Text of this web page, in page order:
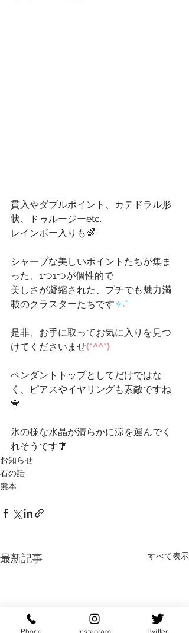
貫入やダブルポイント、カテドラル形
状、ドゥルージーetc.
レインボー入りも🌈
シャープな美しいポイントたちが集ま
った、1つ1つが個性的で
美しさが凝縮された、プチでも魅力満
載のクラスターたちです✧˖°
是非、お手に取ってお気に入りを見つ
けてくださいませ(*^^*)
ペンダントトップとしてだけではな
く、ピアスやイヤリングも素敵ですね
💙
氷の様な水晶が清らかに涼を運んでく
れそうです🎐
お知らせ
石の話
熊本
最新記事 すべて表示
Phone Instagram Twitter